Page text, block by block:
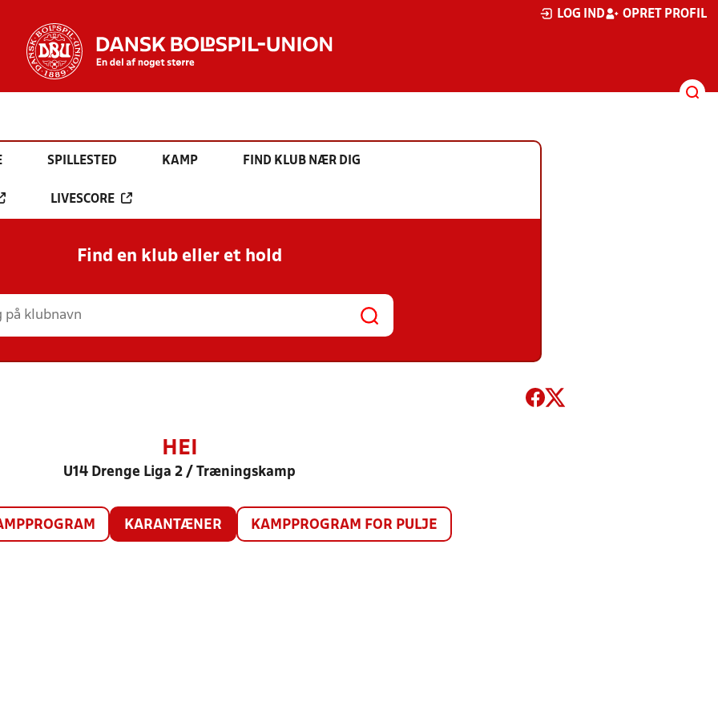
LOG IND OPRET PROFIL
SPILLESTED KAMP FIND KLUB NÆR DIG
LIVESCORE
Find en klub eller et hold
HEI
U14 Drenge Liga 2 / Træningskamp
KARANTÆNER KAMPPROGRAM FOR PULJE